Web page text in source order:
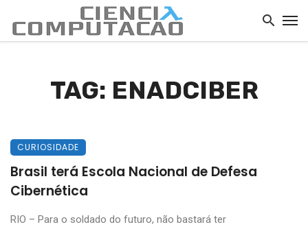
TAG: ENADCIBER
CURIOSIDADE
Brasil terá Escola Nacional de Defesa
Cibernética
RIO – Para o soldado do futuro, não bastará ter